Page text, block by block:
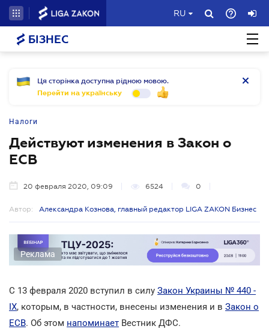
RU
БІЗНЕС
Ця сторінка доступна рідною мовою.
Перейти на українську
Налоги
Действуют изменения в Закон о
ЕСВ
20 февраля 2020, 09:09 6524 0
Автор: Александра Кознова, главный редактор LIGA ZAKON Бизнес
Реклама
С 13 февраля 2020 вступил в силу Закон Украины № 440 -
IX, которым, в частности, внесены изменения и в Закон о
ЕСВ. Об этом напоминает Вестник ДФС.